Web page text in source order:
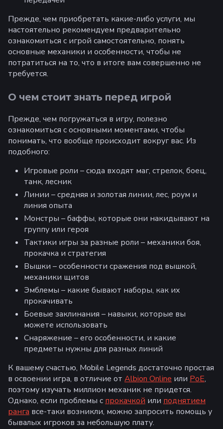
Прежде, чем приобретать какие-либо услуги, мы
настоятельно рекомендуем предварительно
ознакомиться с игрой самостоятельно, понять
основные механики и особенности, чтобы не
потратиться на то, что в итоге вам совершенно не
требуется.
О чем стоит знать перед игрой
Прежде, чем погружаться в игру, полезно
ознакомиться с основными моментами, чтобы
понимать, что вообще происходит вокруг вас. Из
подобного:
Игровые роли – сюда входят маг, стрелок, боец,
танк, лесник
Линии – средняя и золотая линии, лес, роум и
линия опыта
Монстры – баффы, которые они накидывают на
группу или героя
Тактики игры за разные роли – механики боя,
прокачка и стратегия
Вышки – особенности сражения под вышкой,
механики щитов
Эмблемы – какие бывают наборы, как их
прокачивать
Боевые заклинания – навыки, которые вы
можете использовать
Снаряжение – его особенности, и какие
предметы нужны для разных линий
К вашему счастью, Mobile Legends достаточно простая
в освоении игра, в отличие от Albion Online или PoE,
поэтому изучать миллион механик не придется.
Однако, если проблемы с прокачкой или поднятием
ранга все-таки возникли, можно запросить помощь у
бывалых игроков за небольшую плату.